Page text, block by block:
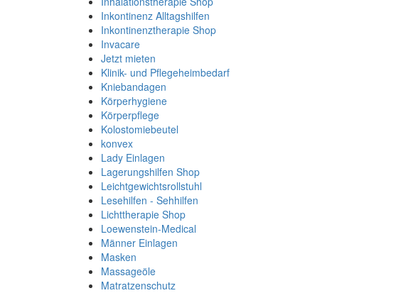
Inkontinenz Alltagshilfen
Inkontinenztherapie Shop
Invacare
Jetzt mieten
Klinik- und Pflegeheimbedarf
Kniebandagen
Körperhygiene
Körperpflege
Kolostomiebeutel
konvex
Lady Einlagen
Lagerungshilfen Shop
Leichtgewichtsrollstuhl
Lesehilfen - Sehhilfen
Lichttherapie Shop
Loewenstein-Medical
Männer Einlagen
Masken
Massageöle
Matratzenschutz